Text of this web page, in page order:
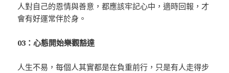
人對自己的恩情與善意，都應該牢記心中，適時回報，才
會有好運常伴於身。
03：心態開始樂觀豁達
人生不易，每個人其實都是在負重前行，只是有人走得步